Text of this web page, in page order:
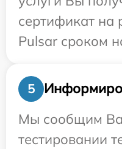
сертификат на
Pulsar сроком
5
Мы сообщим
тестировании